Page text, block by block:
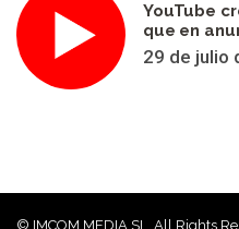
YouTube
que en
29 de julio
© IMCOM MEDIA SL. All Rights